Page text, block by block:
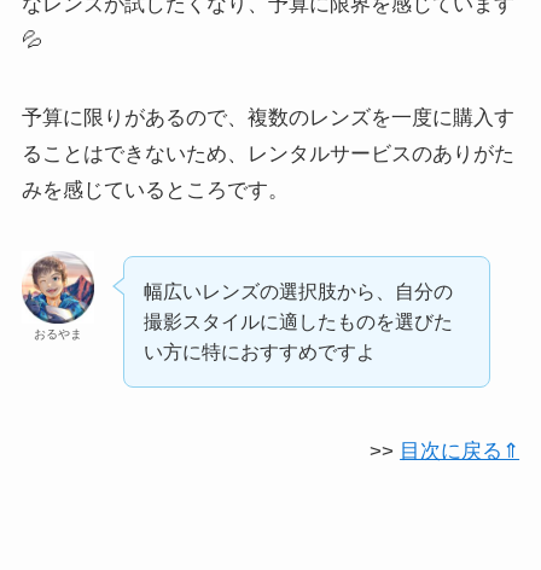
なレンズが試したくなり、予算に限界を感じています
💦
予算に限りがあるので、複数のレンズを一度に購入す
ることはできないため、レンタルサービスのありがた
みを感じているところです。
おるやま
幅広いレンズの選択肢から、自分の
撮影スタイルに適したものを選びた
い方に特におすすめですよ
>> 目次に戻る⇑